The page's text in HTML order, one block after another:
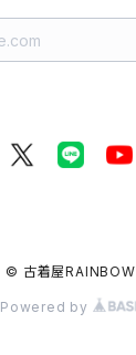
© 古着屋RAINBOW
Powered by